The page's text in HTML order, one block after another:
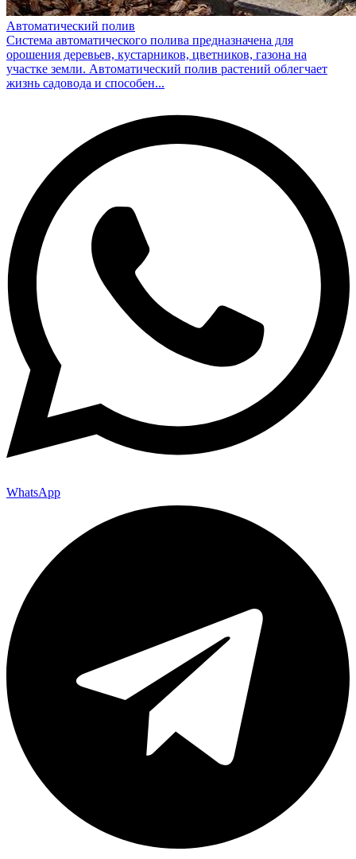
Автоматический полив
Система автоматического полива предназначена для
орошения деревьев, кустарников, цветников, газона на
участке земли. Автоматический полив растений облегчает
жизнь садовода и способен...
WhatsApp